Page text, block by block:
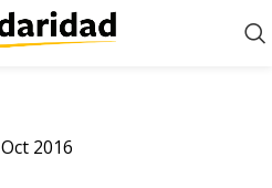
Oct 2016